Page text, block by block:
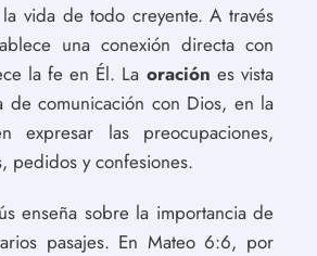
vida de todo creyente. A través
una conexión directa con
la fe en Él. La oración es vista
de comunicación con Dios, en la
expresar las preocupaciones,
pedidos y confesiones.
enseña sobre la importancia de
pasajes. En Mateo 6:6, por